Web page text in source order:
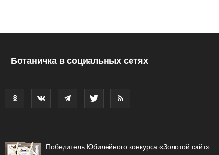
Ботаничка в социальных сетях
Победитель Юбилейного конкурса «Золотой сайт»